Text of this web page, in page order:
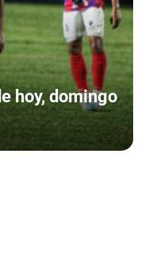
hoy, domingo